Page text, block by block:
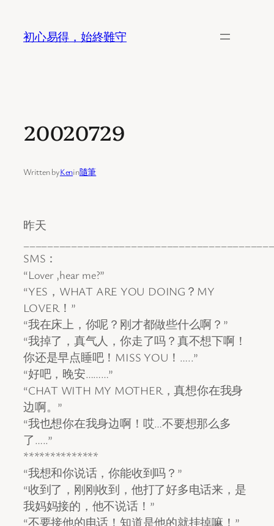
content
初心易得，始終難守
20020729
Written byKenin隨筆
昨天
SMS：
“Lover ,hear me?”
“YES，WHAT ARE YOU DOING？MY
LOVER！”
“我在床上，你呢？刚才都做些什么啊？”
“我掉了，真气人，你走了吗？真不想下啊！
你还是早点睡吧！MISS YOU！…..”
“好吧，晚安………”
“CHAT WITH MY MOTHER，真想你在我身
边啊。”
“我也想你在我身边啊！哎…不要想那么多
了…..”
**************
“我想和你说话，你能收到吗？”
“收到了，刚刚收到，他打了好多电话来，是
我妈妈接的，他不说话！”
“不要接他的电话！知道是他的就挂掉嘛！”